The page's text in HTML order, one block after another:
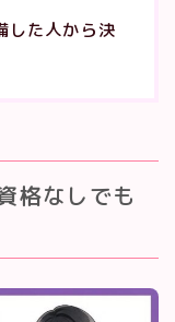
した人から決
格なしでも